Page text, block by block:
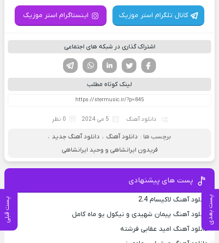
پست بعدی پست قبلی
کانال تلگرام استر موزیک اینستاگرام استر موزیک
اشتراک گذاری در شبکه های اجتماعی
لینکدین تویتر
فیسوک
لینک کوتاه مطلب
دانلود آهنگ 5 می 2024 0 نظر
برچسب ها : دانلود آهنگ ، دانلود آهنگ جدید ،
فریدون ایرانشاهی و وحید ایرانشاهی
پست های پیشنهادی
دانلود آهنگ لاکیسام 2.4
دانلود آهنگ پیمان شهیدی و نیکول یو ماه کامل
دانلود آهنگ امید عقابی فرشته